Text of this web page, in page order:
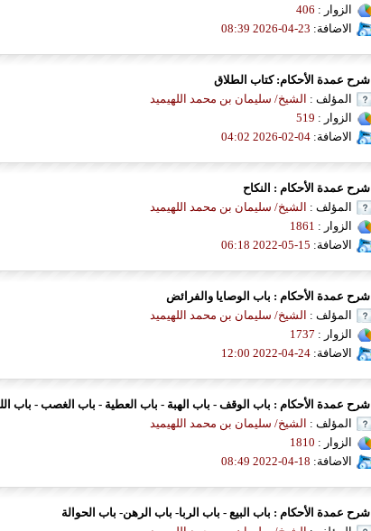
الزوار : 406
الاضافة: 23-04-2026 08:39
شرح عمدة الأحكام: كتاب الطلاق
المؤلف : الشيخ/ سليمان بن محمد اللهيميد
الزوار : 519
الاضافة: 04-02-2026 04:02
شرح عمدة الأحكام : النكاح
المؤلف : الشيخ/ سليمان بن محمد اللهيميد
الزوار : 1861
الاضافة: 15-05-2022 06:18
شرح عمدة الأحكام : باب الوصايا والفرائض
المؤلف : الشيخ/ سليمان بن محمد اللهيميد
الزوار : 1737
الاضافة: 24-04-2022 12:00
شرح عمدة الأحكام : باب الوقف - باب الهبة - باب العطية - باب الغصب - باب
المؤلف : الشيخ/ سليمان بن محمد اللهيميد
الزوار : 1810
الاضافة: 18-04-2022 08:49
شرح عمدة الأحكام : باب البيع - باب الربا- باب الرهن- باب الحوالة